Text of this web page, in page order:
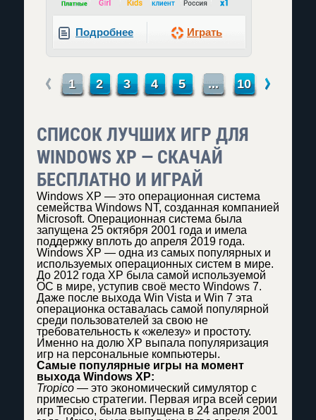
Подробнее Играть
←1 2 3 4 5 ... 10
СПИСОК ЛУЧШИХ ИГР ДЛЯ
WINDOWS XP — СКАЧАЙ
БЕСПЛАТНО И ИГРАЙ
Windows XP — это операционная система
семейства Windows NT, созданная компанией
Microsoft. Операционная система была
запущена 25 октября 2001 года и имела
поддержку вплоть до апреля 2019 года.
Windows XP — одна из самых популярных и
используемых операционных систем в мире.
До 2012 года XP была самой используемой
ОС в мире, уступив своё место Windows 7.
Даже после выхода Win Vista и Win 7 эта
операционка оставалась самой популярной
среди пользователей за свою не
требовательность к «железу» и простоту.
Именно на долю XP выпала популяризация
игр на персональные компьютеры.
Самые популярные игры на момент
выхода Windows XP:
Tropico — это экономический симулятор с
примесью стратегии. Первая игра всей серии
игр Tropico, была выпущена в 24 апреля 2001